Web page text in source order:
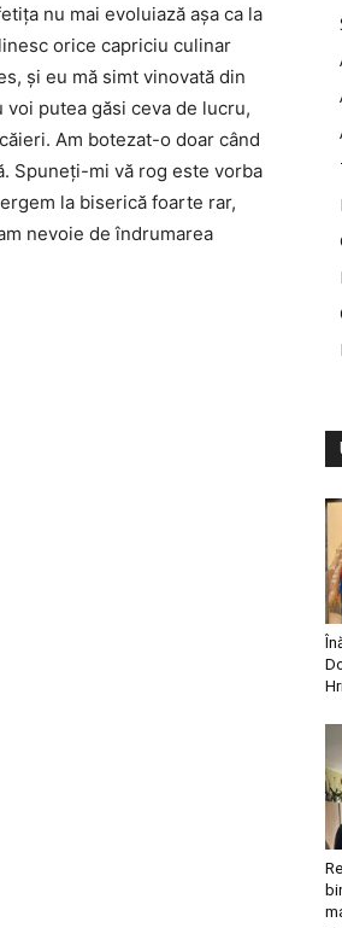
nu mai evoluiază aşa ca la
orice capriciu culinar
şi eu mă simt vinovată din
voi putea găsi ceva de lucru,
Am botezat-o doar când
Spuneţi-mi vă rog este vorba
la biserică foarte rar,
nevoie de îndrumarea